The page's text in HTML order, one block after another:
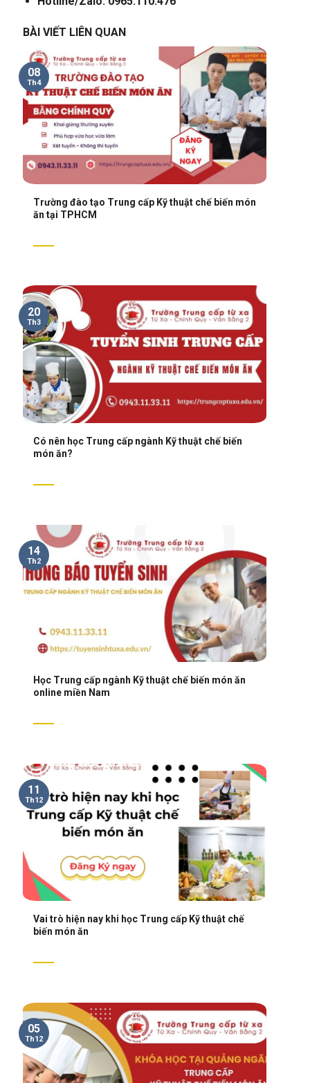
BÀI VIẾT LIÊN QUAN
Trường đào tạo Trung cấp Kỹ thuật chế biến món
ăn tại TPHCM
08
Th4
Có nên học Trung cấp ngành Kỹ thuật chế biến
món ăn?
20
Th3
Học Trung cấp ngành Kỹ thuật chế biến món ăn
online miền Nam
14
Th2
Vai trò hiện nay khi học Trung cấp Kỹ thuật chế
biến món ăn
11
Th12
05
Th12